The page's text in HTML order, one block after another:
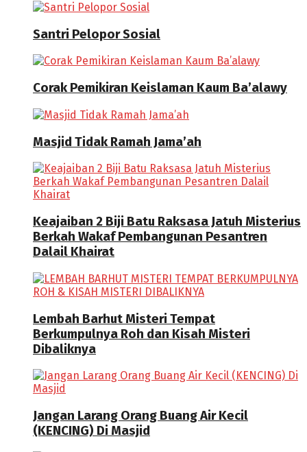
Santri Pelopor Sosial
Corak Pemikiran Keislaman Kaum Ba’alawy
Masjid Tidak Ramah Jama’ah
Keajaiban 2 Biji Batu Raksasa Jatuh Misterius
Berkah Wakaf Pembangunan Pesantren
Dalail Khairat
Lembah Barhut Misteri Tempat
Berkumpulnya Roh dan Kisah Misteri
Dibaliknya
Jangan Larang Orang Buang Air Kecil
(KENCING) Di Masjid